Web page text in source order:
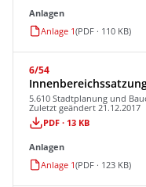
Anlagen
Anlage 1(PDF · 110 KB)
6/54
5.610 Stadtplanung und
Zuletzt geändert 21.12.2017
PDF · 13 KB
Anlagen
Anlage 1(PDF · 123 KB)